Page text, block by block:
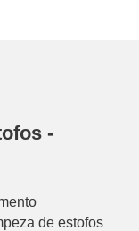
-
de estofos